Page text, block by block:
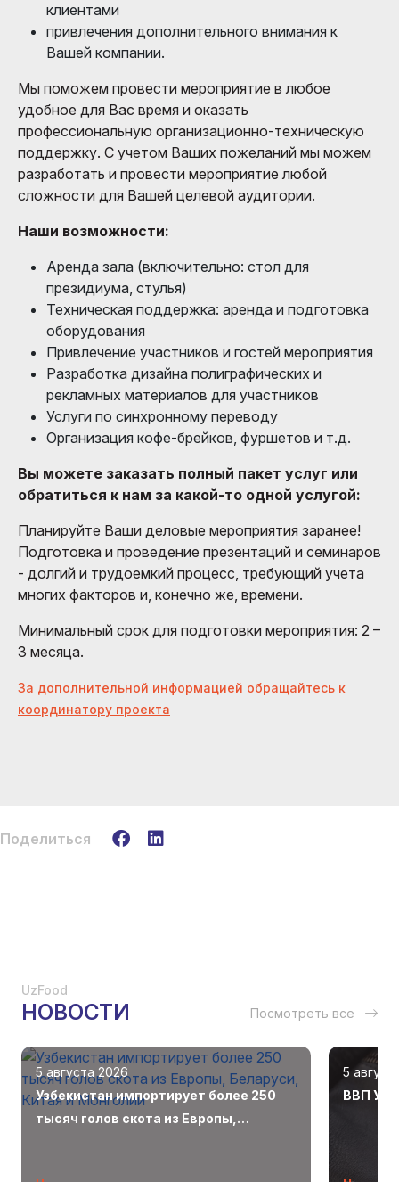
клиентами
привлечения дополнительного внимания к
Вашей компании.
Мы поможем провести мероприятие в любое
удобное для Вас время и оказать
профессиональную организационно-техническую
поддержку. С учетом Ваших пожеланий мы можем
разработать и провести мероприятие любой
сложности для Вашей целевой аудитории.
Наши возможности:
Аренда зала (включительно: стол для
президиума, стулья)
Техническая поддержка: аренда и подготовка
оборудования
Привлечение участников и гостей мероприятия
Разработка дизайна полиграфических и
рекламных материалов для участников
Услуги по синхронному переводу
Организация кофе-брейков, фуршетов и т.д.
Вы можете заказать полный пакет услуг или
обратиться к нам за какой-то одной услугой:
Планируйте Ваши деловые мероприятия заранее!
Подготовка и проведение презентаций и семинаров
- долгий и трудоемкий процесс, требующий учета
многих факторов и, конечно же, времени.
Минимальный срок для подготовки мероприятия: 2 –
3 месяца.
За дополнительной информацией обращайтесь к
координатору проекта
Поделиться
UzFood
НОВОСТИ Посмотреть все
5 августа 2026
Узбекистан импортирует более 250
тысяч голов скота из Европы,
5
ВВП